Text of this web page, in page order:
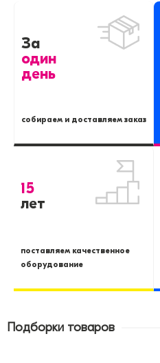
За
один
день
собираем и доставляем заказ
15
лет
поставляем качественное
оборудование
Подборки товаров